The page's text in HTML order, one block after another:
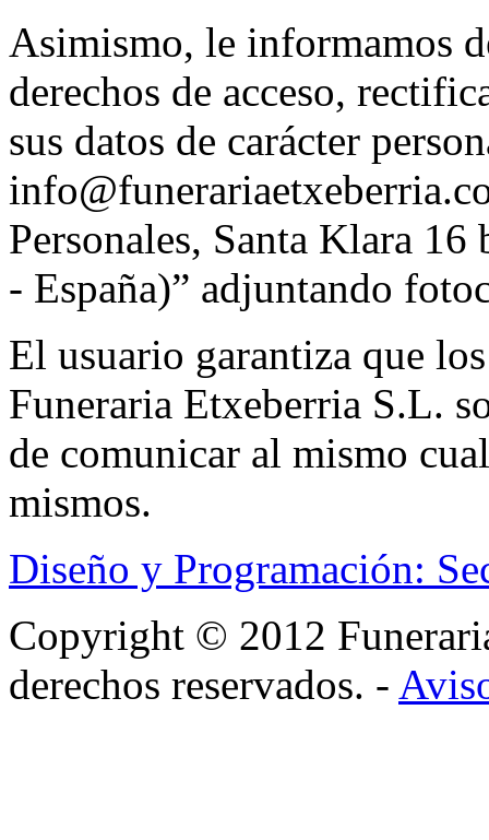
Asimismo, le informamos
derechos de acceso,
sus datos de carácter
Personales, Santa Klara
- España)” adjuntando
El usuario garantiza que
Funeraria Etxeberria S.L.
de comunicar al mismo
mismos.
Diseño y Programación:
Copyright © 2012
derechos reservados. -